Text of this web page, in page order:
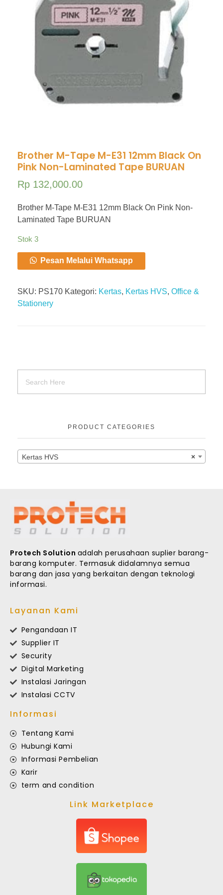
PriceList Mechanical electrical
Elektronik
Kesehatan
Handphone & Tablet
Office & Stationery
Voice Recorder
Hubungi Kami
Brother M-Tape M-E31 12mm Black On
Pink Non-Laminated Tape BURUAN
Rp 132,000.00
Brother M-Tape M-E31 12mm Black On Pink Non-
Laminated Tape BURUAN
Stok 3
Pesan Melalui Whatsapp
SKU: PS170 Kategori: Kertas, Kertas HVS, Office &
Stationery
PRODUCT CATEGORIES
×
Kertas HVS
Protech Solution adalah perusahaan suplier barang-
barang komputer. Termasuk didalamnya semua
barang dan jasa yang berkaitan dengan teknologi
informasi.
Layanan Kami
Pengandaan IT
Supplier IT
Security
Digital Marketing
Instalasi Jaringan
Instalasi CCTV
Informasi
Tentang Kami
Hubungi Kami
Informasi Pembelian
Karir
term and condition
Link Marketplace